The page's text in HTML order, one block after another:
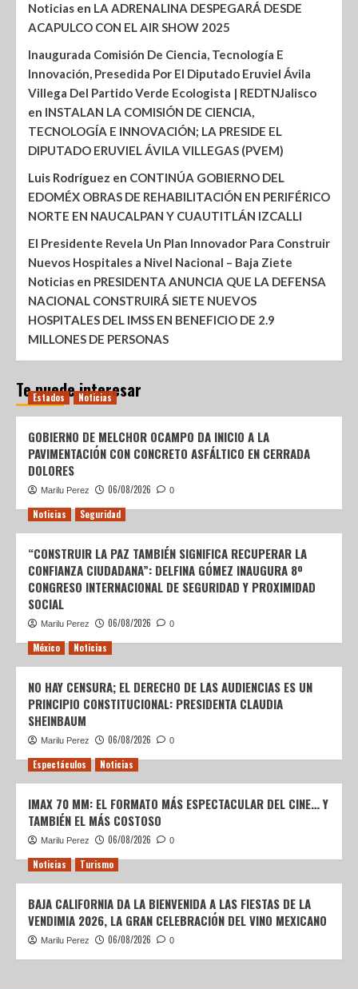
Noticias en LA ADRENALINA DESPEGARÁ DESDE
ACAPULCO CON EL AIR SHOW 2025
Inaugurada Comisión De Ciencia, Tecnología E
Innovación, Presedida Por El Diputado Eruviel Ávila
Villega Del Partido Verde Ecologista | REDTNJalisco
en INSTALAN LA COMISIÓN DE CIENCIA,
TECNOLOGÍA E INNOVACIÓN; LA PRESIDE EL
DIPUTADO ERUVIEL ÁVILA VILLEGAS (PVEM)
Luis Rodríguez en CONTINÚA GOBIERNO DEL
EDOMÉX OBRAS DE REHABILITACIÓN EN PERIFÉRICO
NORTE EN NAUCALPAN Y CUAUTITLÁN IZCALLI
El Presidente Revela Un Plan Innovador Para Construir
Nuevos Hospitales a Nivel Nacional – Baja Ziete
Noticias en PRESIDENTA ANUNCIA QUE LA DEFENSA
NACIONAL CONSTRUIRÁ SIETE NUEVOS
HOSPITALES DEL IMSS EN BENEFICIO DE 2.9
MILLONES DE PERSONAS
Te puede interesar
Estados Noticias
GOBIERNO DE MELCHOR OCAMPO DA INICIO A LA
PAVIMENTACIÓN CON CONCRETO ASFÁLTICO EN CERRADA
DOLORES
Marilu Perez 06/08/2026 0
Noticias Seguridad
“CONSTRUIR LA PAZ TAMBIÉN SIGNIFICA RECUPERAR LA
CONFIANZA CIUDADANA”: DELFINA GÓMEZ INAUGURA 8º
CONGRESO INTERNACIONAL DE SEGURIDAD Y PROXIMIDAD
SOCIAL
Marilu Perez 06/08/2026 0
México Noticias
NO HAY CENSURA; EL DERECHO DE LAS AUDIENCIAS ES UN
PRINCIPIO CONSTITUCIONAL: PRESIDENTA CLAUDIA
SHEINBAUM
Marilu Perez 06/08/2026 0
Espectáculos Noticias
IMAX 70 MM: EL FORMATO MÁS ESPECTACULAR DEL CINE… Y
TAMBIÉN EL MÁS COSTOSO
Marilu Perez 06/08/2026 0
Noticias Turismo
BAJA CALIFORNIA DA LA BIENVENIDA A LAS FIESTAS DE LA
VENDIMIA 2026, LA GRAN CELEBRACIÓN DEL VINO MEXICANO
Marilu Perez 06/08/2026 0